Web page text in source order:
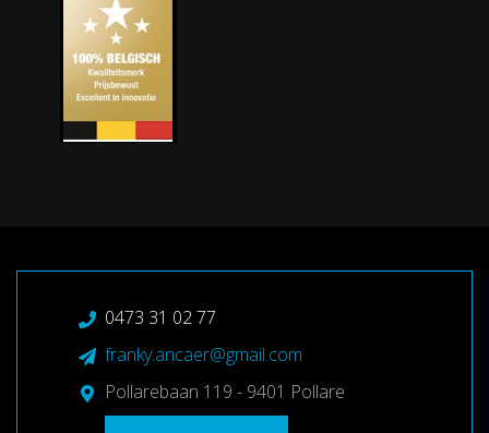
0473 31 02 77
franky.ancaer@gmail.com
Pollarebaan 119 - 9401 Pollare